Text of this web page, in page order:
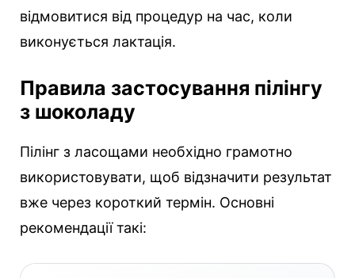
відмовитися від процедур на час, коли
виконується лактація.
Правила застосування пілінгу
з шоколаду
Пілінг з ласощами необхідно грамотно
використовувати, щоб відзначити результат
вже через короткий термін. Основні
рекомендації такі: